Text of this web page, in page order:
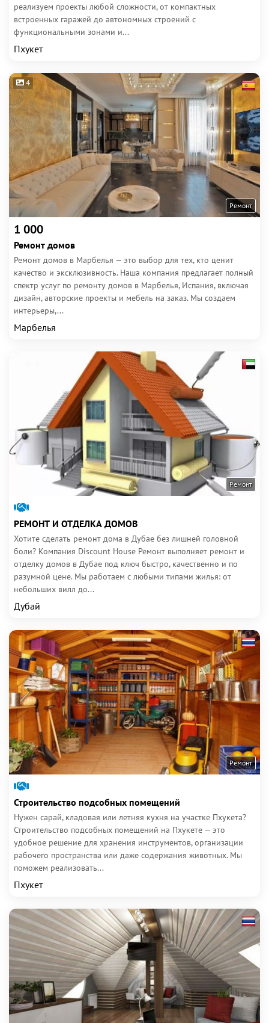
реализуем проекты любой сложности, от компактных
встроенных гаражей до автономных строений с
функциональными зонами и...
Пхукет
4
Ремонт
1 000
Ремонт домов
Ремонт домов в Марбелья — это выбор для тех, кто ценит
качество и эксклюзивность. Наша компания предлагает полный
спектр услуг по ремонту домов в Марбелья, Испания, включая
дизайн, авторские проекты и мебель на заказ. Мы создаем
интерьеры,...
Марбелья
Ремонт
РЕМОНТ И ОТДЕЛКА ДОМОВ
Хотите сделать ремонт дома в Дубае без лишней головной
боли? Компания Discount House Ремонт выполняет ремонт и
отделку домов в Дубае под ключ быстро, качественно и по
разумной цене. Мы работаем с любыми типами жилья: от
небольших вилл до...
Дубай
Ремонт
Строительство подсобных помещений
Нужен сарай, кладовая или летняя кухня на участке Пхукета?
Строительство подсобных помещений на Пхукете — это
удобное решение для хранения инструментов, организации
рабочего пространства или даже содержания животных. Мы
поможем реализовать...
Пхукет